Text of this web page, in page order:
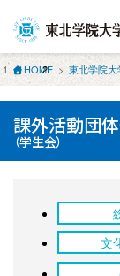
HOME 東北学院
課外活動団
（学生会）
文